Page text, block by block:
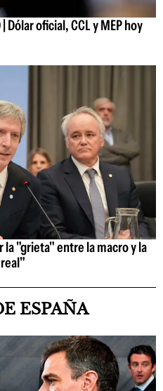
Dólar oficial, CCL y MEP hoy
la "grieta" entre la macro y la
ESPAÑA